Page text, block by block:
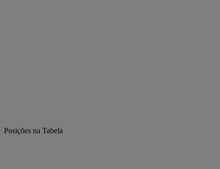
Posições na Tabela